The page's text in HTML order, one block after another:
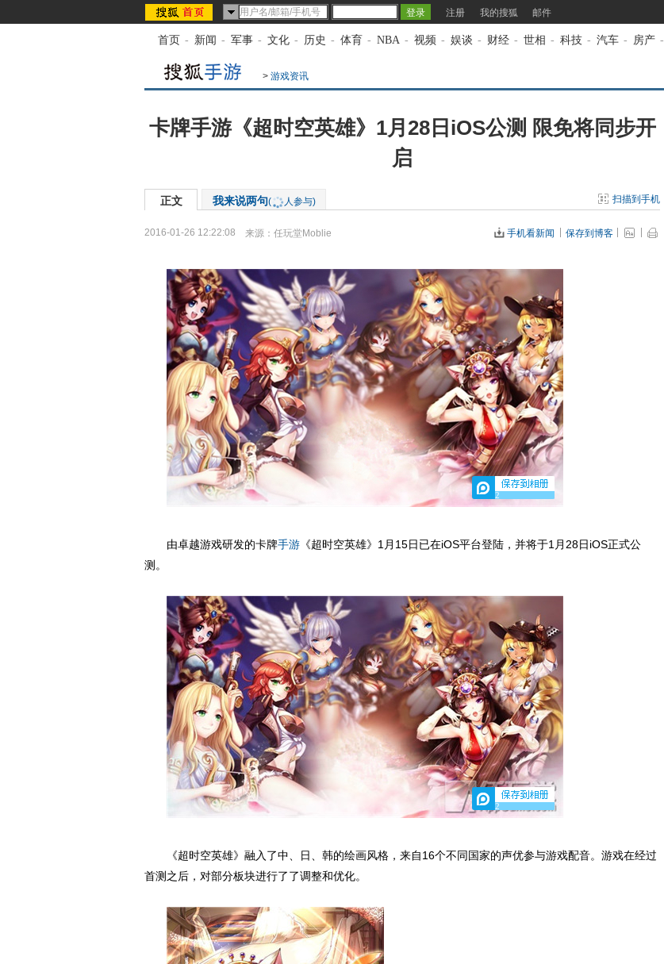
注册 我的搜狐 邮件
首页 - 新闻 - 军事 - 文化 - 历史 - 体育 - NBA - 视频 - 娱谈 - 财经 - 世相 - 科技 - 汽车 - 房产 -
> 游戏资讯
卡牌手游《超时空英雄》1月28日iOS公测 限免将同步开
启
正文 我来说两句( 人参与) 扫描到手机
2016-01-26 12:22:08 来源： 任玩堂Moblie 手机看新闻 保存到博客
2
由卓越游戏研发的卡牌手游 《超时空英雄》1月15日已在iOS平台登陆，并将于1月28日iOS正式公
测。
2
《超时空英雄》融入了中、日、韩的绘画风格，来自16个不同国家的声优参与游戏配音。游戏在经过
首测之后，对部分板块进行了了调整和优化。